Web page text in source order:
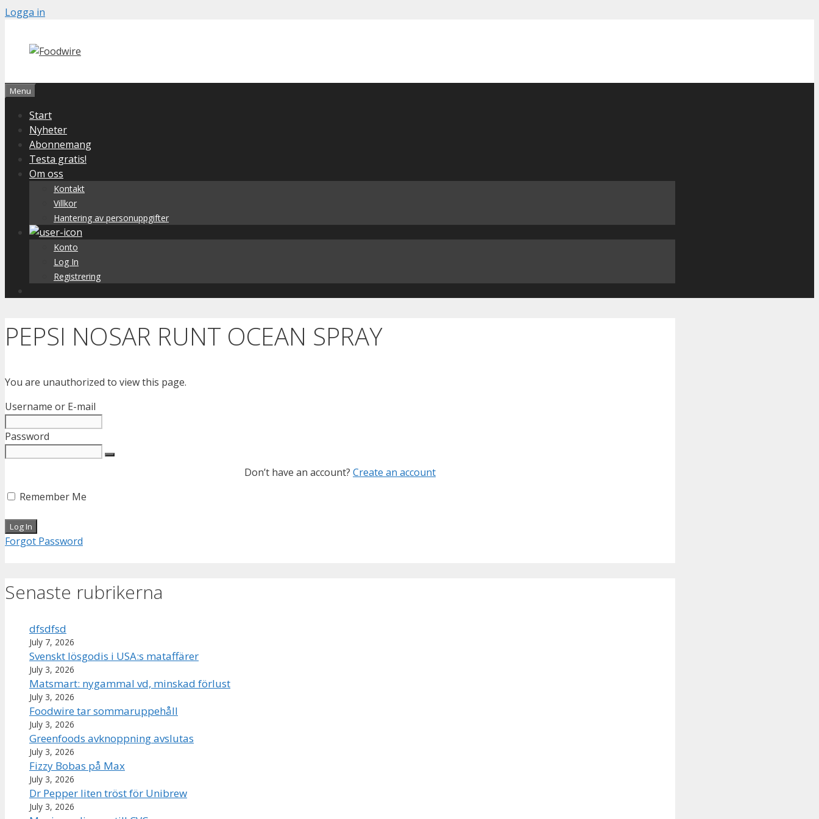
Skip
content
Logga in
Menu
Start
Nyheter
Abonnemang
Testa gratis!
Om oss
Kontakt
Villkor
Hantering av personuppgifter
Konto
Log In
Registrering
PEPSI NOSAR RUNT OCEAN SPRAY
You are unauthorized to view this page.
Username or E-mail
Password
Don’t have an account? Create an account
Remember Me
Forgot Password
Senaste rubrikerna
dfsdfsd
July 7, 2026
Svenskt lösgodis i USA:s mataffärer
July 3, 2026
Matsmart: nygammal vd, minskad förlust
July 3, 2026
Foodwire tar sommaruppehåll
July 3, 2026
Greenfoods avknoppning avslutas
July 3, 2026
Fizzy Bobas på Max
July 3, 2026
Dr Pepper liten tröst för Unibrew
July 3, 2026